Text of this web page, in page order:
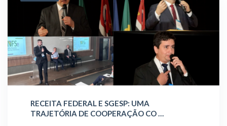
RECEITA FEDERAL E SGESP: UMA
TRAJETÓRIA DE COOPERAÇÃO CO …